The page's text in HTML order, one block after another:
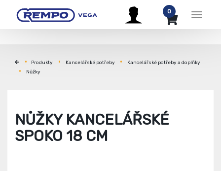
Menu
0
Produkty Kancelářské potřeby
Kancelářské potřeby a doplňky
Nůžky
NŮŽKY KANCELÁŘSKÉ
SPOKO 18 CM